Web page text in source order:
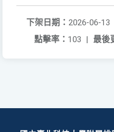
下架日期： 2026-06-13
最後
點擊率： 103 |